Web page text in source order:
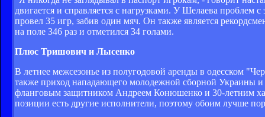
двигается и справляется с нагрузками. У Шелаева
провел 35 игр, забив один мяч. Он также является
на поле 346 раз и отметился 34 голами.
Плюс Тришович и Лысенко
В летнее межсезонье из полугодовой аренды в одесском
также приход нападающего молодежной сборной Украины и
фланговым защитником Андреем Конюшенко и 30-летним
позиции есть другие исполнители, поэтому обоим лучше